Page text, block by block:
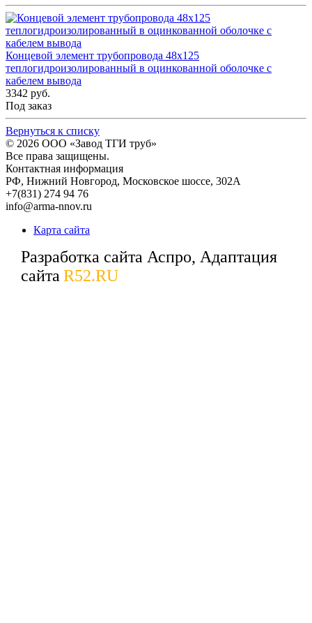
Концевой элемент трубопровода 48x125
теплогидроизолированный в оцинкованной оболочке с
кабелем вывода
3342 руб.
Под заказ
Вернуться к списку
© 2026 ООО «Завод ТГИ труб»
Все права защищены.
Контактная информация
РФ, Нижний Новгород, Московское шоссе, 302А
+7(831) 274 94 76
info@arma-nnov.ru
Карта сайта
Разработка сайта Аспро, Адаптация
сайта R52.RU